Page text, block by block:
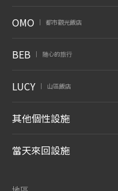
OMO 都市觀光飯店
BEB 随心的旅行
LUCY 山區飯店
其他個性設施
當天來回設施